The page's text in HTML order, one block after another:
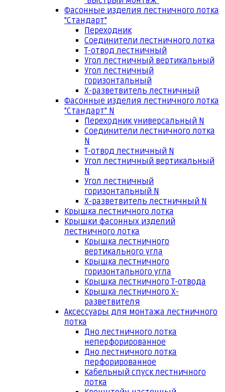
Фасонные изделия лестничного лотка
"Стандарт"
Переходник
Соединители лестничного лотка
Т-отвод лестничный
Угол лестничный вертикальный
Угол лестничный
горизонтальный
Х-разветвитель лестничный
Фасонные изделия лестничного лотка
"Стандарт" N
Переходник универсальный N
Соединители лестничного лотка
N
Т-отвод лестничный N
Угол лестничный вертикальный
N
Угол лестничный
горизонтальный N
Х-разветвитель лестничный N
Крышка лестничного лотка
Крышки фасонных изделий
лестничного лотка
Крышка лестничного
вертикального угла
Крышка лестничного
горизонтального угла
Крышка лестничного Т-отвода
Крышка лестничного Х-
разветвителя
Аксессуары для монтажа лестничного
лотка
Дно лестничного лотка
неперфорированное
Дно лестничного лотка
перфорированное
Кабельный спуск лестничного
лотка